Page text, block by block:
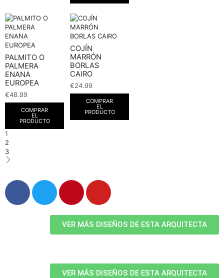
PALMITO O
PALMERA
ENANA
EUROPEA
€48.99
COMPRAR
EL
PRODUCTO
COJÍN
MARRÓN
BORLAS
CAIRO
€24.99
COMPRAR
EL
PRODUCTO
1
2
3
VER MÁS DISEÑOS DE ESTA ARQUITECTA
VER MÁS DISEÑOS DE ESTA ARQUITECTA